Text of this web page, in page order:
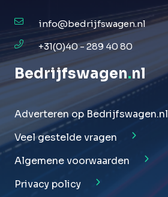
info@bedrijfswagen.nl
+31(0)40 - 289 40 80
Bedrijfswagen.nl
Adverteren op Bedrijfswagen.nl
Veel gestelde vragen
Algemene voorwaarden
Privacy policy